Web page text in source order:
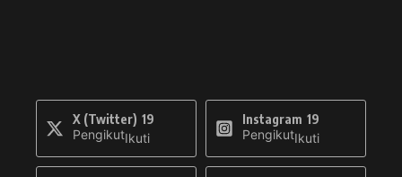
X (Twitter) 19
PengikutIkuti
Instagram 19
PengikutIkuti